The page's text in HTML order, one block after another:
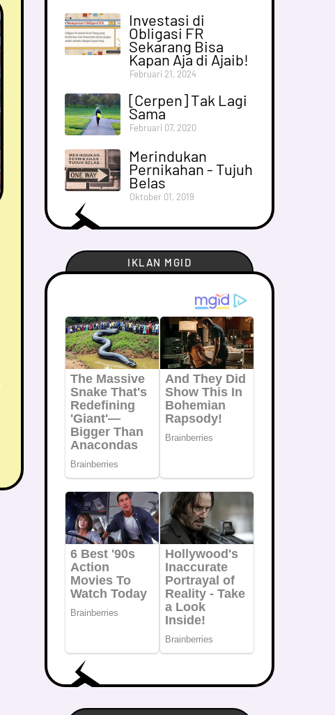
Investasi di
Obligasi FR
Sekarang Bisa
Kapan Aja di Ajaib!
Februari 21, 2024
[Cerpen] Tak Lagi
Sama
Februari 07, 2020
Merindukan
Pernikahan - Tujuh
Belas
Oktober 01, 2019
IKLAN MGID